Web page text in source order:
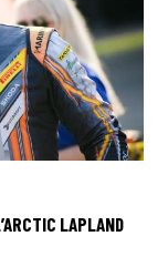
LAPLAND